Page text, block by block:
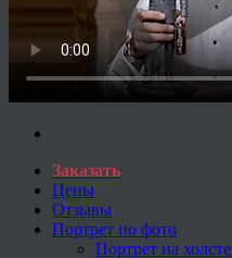
Заказать
Цены
Отзывы
Портрет по фото
Портрет на холсте